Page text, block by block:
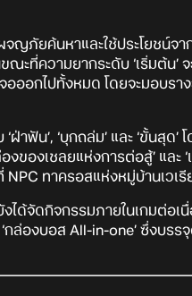
ญภัยค้นหาและใช้ประโยชน์จ
ที่ความยากระดับ ‘เริ่มต้น’ จ
อออกไปทั้งหมด โดยจะมอบร
ฟัน’, ‘บุกถล่ม’ และ ‘ขั้นสุด’
องเชลยแห่งการต่อสู้’ และ ‘
ทาครอสแห่งหมู่บ้านเวเรี
งได้จัดกิจกรรมภายในเกมต่อ
ล่องบอส All-in-one’ ซึ่งบร